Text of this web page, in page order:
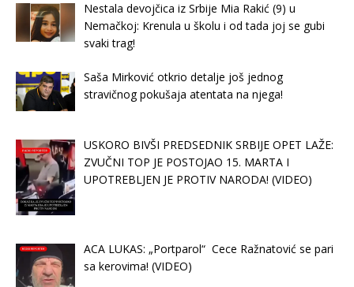
Nestala devojčica iz Srbije Mia Rakić (9) u
Nemačkoj: Krenula u školu i od tada joj se gubi
svaki trag!
Saša Mirković otkrio detalje još jednog
stravičnog pokušaja atentata na njega!
USKORO BIVŠI PREDSEDNIK SRBIJE OPET LAŽE:
ZVUČNI TOP JE POSTOJAO 15. MARTA I
UPOTREBLJEN JE PROTIV NARODA! (VIDEO)
ACA LUKAS: „Portparol“ Cece Ražnatović se pari
sa kerovima! (VIDEO)